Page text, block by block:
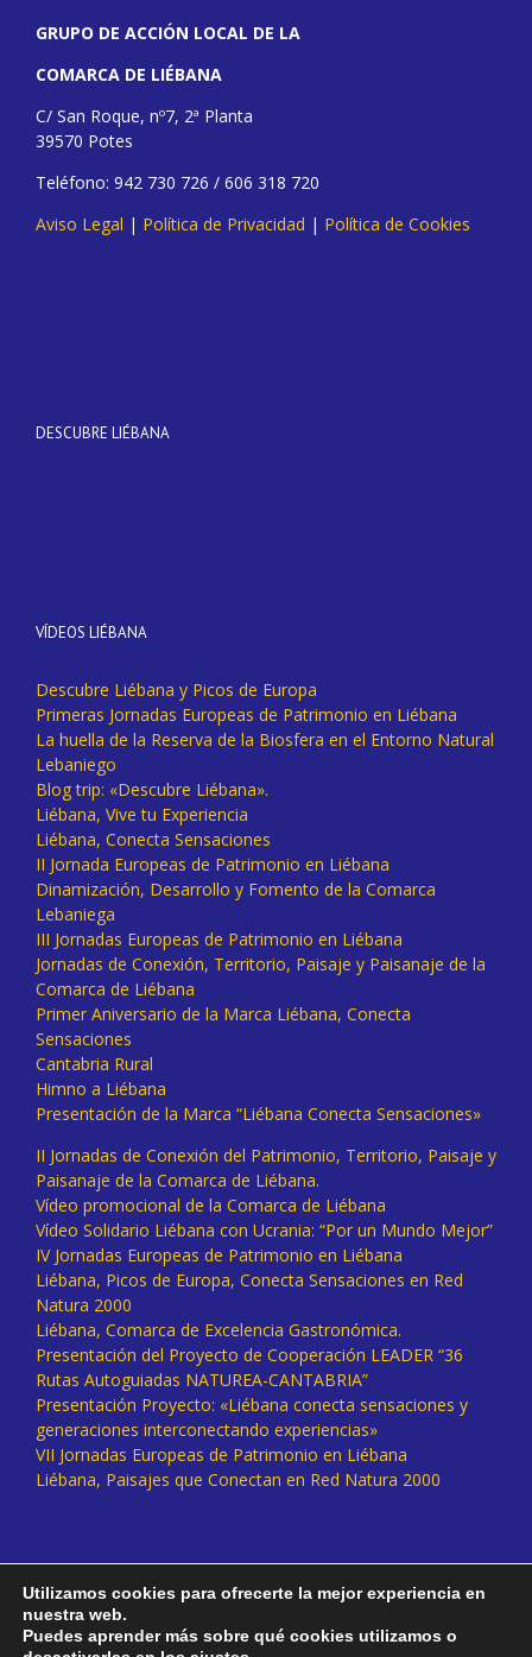
GRUPO DE ACCIÓN LOCAL DE LA
COMARCA DE LIÉBANA
C/ San Roque, nº7, 2ª Planta
39570 Potes
Teléfono: 942 730 726 / 606 318 720
Aviso Legal | Política de Privacidad | Política de Cookies
DESCUBRE LIÉBANA
VÍDEOS LIÉBANA
Descubre Liébana y Picos de Europa
Primeras Jornadas Europeas de Patrimonio en Liébana
La huella de la Reserva de la Biosfera en el Entorno Natural
Lebaniego
Blog trip: «Descubre Liébana».
Liébana, Vive tu Experiencia
Liébana, Conecta Sensaciones
II Jornada Europeas de Patrimonio en Liébana
Dinamización, Desarrollo y Fomento de la Comarca
Lebaniega
III Jornadas Europeas de Patrimonio en Liébana
Jornadas de Conexión, Territorio, Paisaje y Paisanaje de la
Comarca de Liébana
Primer Aniversario de la Marca Liébana, Conecta
Sensaciones
Cantabria Rural
Himno a Liébana
Presentación de la Marca “Liébana Conecta Sensaciones»
II Jornadas de Conexión del Patrimonio, Territorio, Paisaje y
Paisanaje de la Comarca de Liébana.
Vídeo promocional de la Comarca de Liébana
Vídeo Solidario Liébana con Ucrania: “Por un Mundo Mejor”
IV Jornadas Europeas de Patrimonio en Liébana
Liébana, Picos de Europa, Conecta Sensaciones en Red
Natura 2000
Liébana, Comarca de Excelencia Gastronómica.
Presentación del Proyecto de Cooperación LEADER “36
Rutas Autoguiadas NATUREA-CANTABRIA”
Presentación Proyecto: «Liébana conecta sensaciones y
generaciones interconectando experiencias»
VII Jornadas Europeas de Patrimonio en Liébana
Liébana, Paisajes que Conectan en Red Natura 2000
Utilizamos cookies para ofrecerte la mejor experiencia en
nuestra web.
Puedes aprender más sobre qué cookies utilizamos o